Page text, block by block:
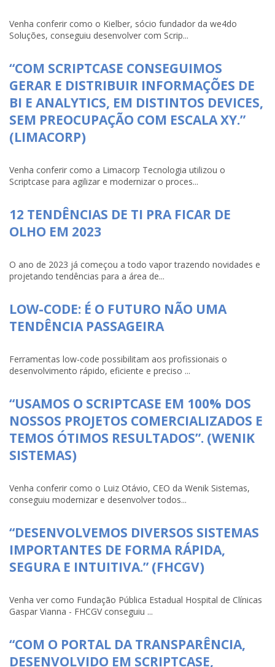
Venha conferir como o Kielber, sócio fundador da we4do
Soluções, conseguiu desenvolver com Scrip...
“COM SCRIPTCASE CONSEGUIMOS
GERAR E DISTRIBUIR INFORMAÇÕES DE
BI E ANALYTICS, EM DISTINTOS DEVICES,
SEM PREOCUPAÇÃO COM ESCALA XY.”
(LIMACORP)
Venha conferir como a Limacorp Tecnologia utilizou o
Scriptcase para agilizar e modernizar o proces...
12 TENDÊNCIAS DE TI PRA FICAR DE
OLHO EM 2023
O ano de 2023 já começou a todo vapor trazendo novidades e
projetando tendências para a área de...
LOW-CODE: É O FUTURO NÃO UMA
TENDÊNCIA PASSAGEIRA
Ferramentas low-code possibilitam aos profissionais o
desenvolvimento rápido, eficiente e preciso ...
“USAMOS O SCRIPTCASE EM 100% DOS
NOSSOS PROJETOS COMERCIALIZADOS E
TEMOS ÓTIMOS RESULTADOS”. (WENIK
SISTEMAS)
Venha conferir como o Luiz Otávio, CEO da Wenik Sistemas,
conseguiu modernizar e desenvolver todos...
“DESENVOLVEMOS DIVERSOS SISTEMAS
IMPORTANTES DE FORMA RÁPIDA,
SEGURA E INTUITIVA.” (FHCGV)
Venha ver como Fundação Pública Estadual Hospital de Clínicas
Gaspar Vianna - FHCGV conseguiu ...
“COM O PORTAL DA TRANSPARÊNCIA,
DESENVOLVIDO EM SCRIPTCASE,